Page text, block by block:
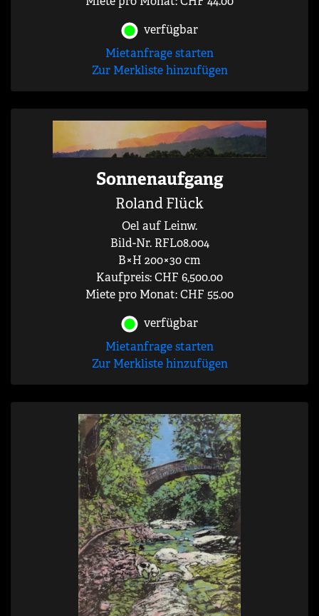
verfügbar
Mietanfrage starten
Zur Merkliste hinzufügen
Sonnenaufgang
Roland Flück
Oel auf Leinw.
Bild-Nr. RFL08.004
B×H 200×30 cm
Kaufpreis: CHF 6,500.00
Miete pro Monat: CHF 55.00
verfügbar
Mietanfrage starten
Zur Merkliste hinzufügen